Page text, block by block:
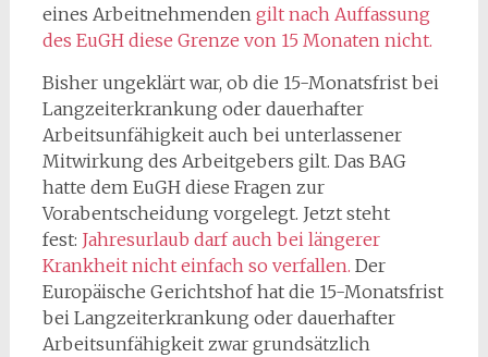
eines Arbeitnehmenden gilt nach Auffassung
des EuGH diese Grenze von 15 Monaten nicht.
Bisher ungeklärt war, ob die 15-Monatsfrist bei
Langzeiterkrankung oder dauerhafter
Arbeitsunfähigkeit auch bei unterlassener
Mitwirkung des Arbeitgebers gilt. Das BAG
hatte dem EuGH diese Fragen zur
Vorabentscheidung vorgelegt. Jetzt steht
fest: Jahresurlaub darf auch bei längerer
Krankheit nicht einfach so verfallen. Der
Europäische Gerichtshof hat die 15-Monatsfrist
bei Langzeiterkrankung oder dauerhafter
Arbeitsunfähigkeit zwar grundsätzlich